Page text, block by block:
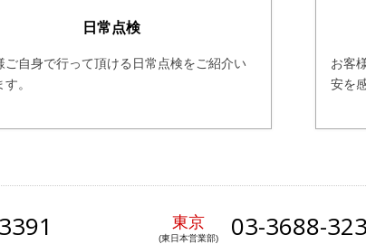
日常点検
ご自身で行って頂ける日常点検をご紹介い
。
お客
安を
東京 03-3688-